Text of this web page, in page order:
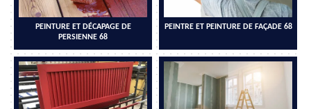
PEINTURE ET DÉCAPAGE DE
PERSIENNE 68
PEINTRE ET PEINTURE DE FAÇADE 68